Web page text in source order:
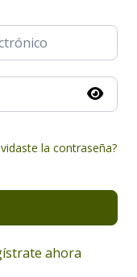
la contraseña?
ahora